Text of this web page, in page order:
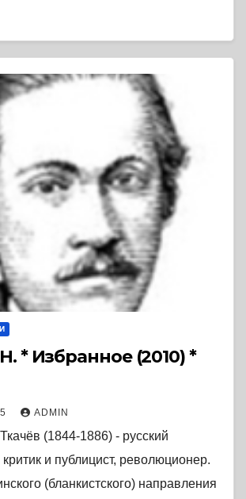
* Избранное (2010) *
ADMIN
(1844-1886) - русский
и публицист, революционер.
(бланкистского) направления